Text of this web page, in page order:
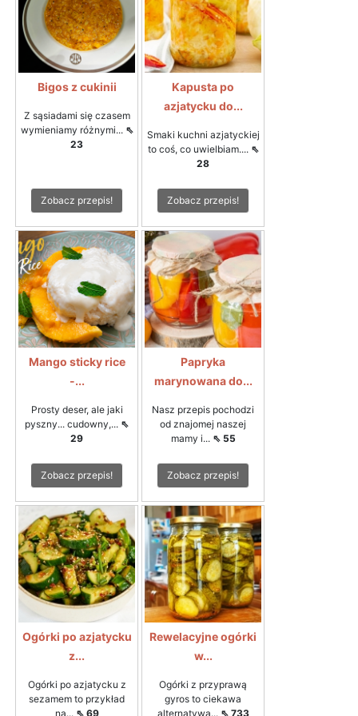
Bigos z cukinii
Z sąsiadami się czasem
wymieniamy różnymi... ⇖
23
Zobacz przepis!
Kapusta po
azjatycku do...
Smaki kuchni azjatyckiej
to coś, co uwielbiam.... ⇖
28
Zobacz przepis!
Mango sticky rice
-...
Prosty deser, ale jaki
pyszny... cudowny,... ⇖
29
Zobacz przepis!
Papryka
marynowana do...
Nasz przepis pochodzi
od znajomej naszej
mamy i... ⇖ 55
Zobacz przepis!
Ogórki po azjatycku
z...
Ogórki po azjatycku z
sezamem to przykład
na... ⇖ 69
Rewelacyjne ogórki
w...
Ogórki z przyprawą
gyros to ciekawa
alternatywa... ⇖ 733